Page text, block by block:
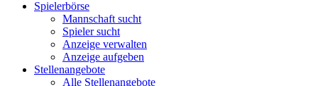
Spielerbörse
Mannschaft sucht
Spieler sucht
Anzeige verwalten
Anzeige aufgeben
Stellenangebote
Alle Stellenangebote